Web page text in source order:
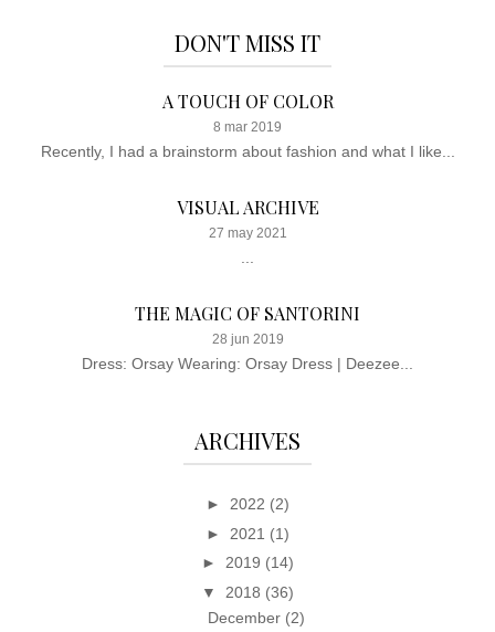
DON'T MISS IT
A TOUCH OF COLOR
8 mar 2019
Recently, I had a brainstorm about fashion and what I like...
VISUAL ARCHIVE
27 may 2021
...
THE MAGIC OF SANTORINI
28 jun 2019
Dress: Orsay Wearing: Orsay Dress | Deezee...
ARCHIVES
► 2022 (2)
► 2021 (1)
► 2019 (14)
▼ 2018 (36)
December (2)